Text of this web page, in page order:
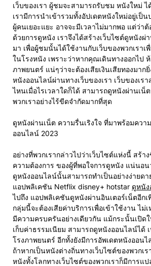
เว็บของเรา ผู้ชมจะสามารถรับชม หนังใหม่
เรามีการนำเข้ารวมทั้งอัปเดตหนังใหม่อยู่เป็น
ผู้คนเยอะแยะ อาจจะมีเวลาไม่มากพอ แต่ว่า
ด้วยการดูหนัง เราจึงได้สร้างเว็บไซต์ดูหนัง
มา เพื่อผู้ชมนั้นได้ใช้งานกับเว็บของพวกเราเ
ในโรงหนัง เพราะว่าหากคุณเดินทางออกไป
ภาพยนตร์ แน่ๆว่าจะต้องเสียเงินเสียทองมาก
หนังออนไลน์ผ่านทางเว็บของเรา เว็บของเร
ไหนเมื่อไรเวลาใดก็ได้ สามารถดูหนังผ่านเน็
พวกเราอย่างไร้ขีดจำกัดมากที่สุด
ดูหนังผ่านเน็ต ความรื่นเริงใจ ที่มาพร้อมควา
ออนไลน์ 2023
อย่างที่พวกเรากล่าวไปว่าเว็บไซต์แห่งนี้ สร้า
ความต้องการ ของผู้ที่พอใจการดูหนัง แน่นอ
ดูหนังออนไลน์นั้นสามารถทำเป็นอย่างง่ายด
แอปพลิเคชัน Netflix disney+ hotstar ดูหนั
ไปถึง แอปพลิเคชันดูหนังผ่านอินเตอร์เน็ตอีก
กลุ่มนี้จะต้องเสียค่าบริการเพื่อเข้าใช้งาน ไม่
มีความครบครันอย่างเดียวกัน แม้กระนั้นเปิด
เก็บค่าธรรมเนียม สามารถดูหนังออนไลน์ได้
โรงภาพยนตร์ อีกทั้งยังมีการอัพเดตหนังออน
ถ้าหากเป็นหนังต่างถิ่นทางเว็บไซต์ของพวกเ
หนังทั้งโลกทางเว็บไซต์ของพวกเราก็มีการแป